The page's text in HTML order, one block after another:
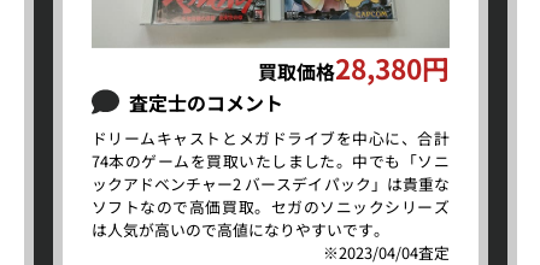
買取価格28,380円
査定士のコメント
ドリームキャストとメガドライブを中心に、合計
74本のゲームを買取いたしました。中でも「ソニ
ックアドベンチャー2 バースデイパック」は貴重な
ソフトなので高価買取。セガのソニックシリーズ
は人気が高いので高値になりやすいです。
※2023/04/04査定